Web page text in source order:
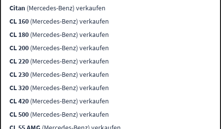
Citan (Mercedes-Benz) verkaufen
CL 160 (Mercedes-Benz) verkaufen
CL 180 (Mercedes-Benz) verkaufen
CL 200 (Mercedes-Benz) verkaufen
CL 220 (Mercedes-Benz) verkaufen
CL 230 (Mercedes-Benz) verkaufen
CL 320 (Mercedes-Benz) verkaufen
CL 420 (Mercedes-Benz) verkaufen
CL 500 (Mercedes-Benz) verkaufen